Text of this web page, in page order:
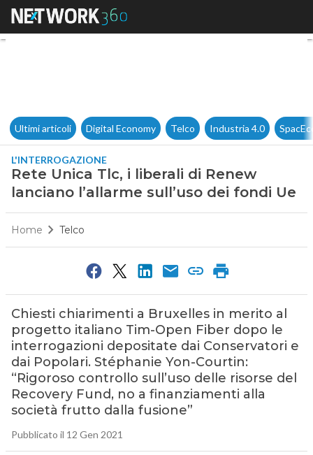
Rete Unica Tlc, i liberali di
Ultimi articoli Digital Economy Telco Industria 4.0
L'INTERROGAZIONE
Rete Unica Tlc, i liberali di Renew
lanciano l’allarme sull’uso dei fondi Ue
Home Telco
Chiesti chiarimenti a Bruxelles in merito al
progetto italiano Tim-Open Fiber dopo le
interrogazioni depositate dai Conservatori e
dai Popolari. Stéphanie Yon-Courtin:
“Rigoroso controllo sull’uso delle risorse del
Recovery Fund, no a finanziamenti alla
società frutto dalla fusione”
Pubblicato il 12 Gen 2021